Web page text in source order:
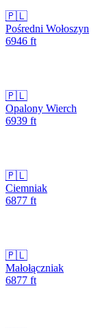
🇵🇱
Pośredni Wołoszyn
6946 ft
🇵🇱
Opalony Wierch
6939 ft
🇵🇱
Ciemniak
6877 ft
🇵🇱
Małołączniak
6877 ft